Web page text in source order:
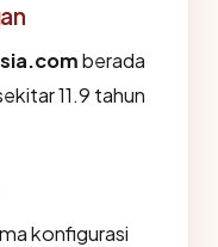
berada
11.9 tahun
konfigurasi